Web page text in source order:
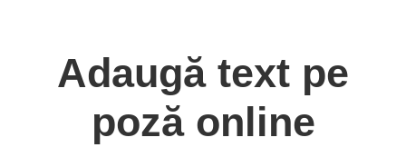
Adaugă text pe
poză online